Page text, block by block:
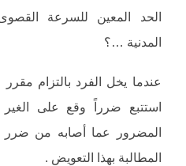
الحد المعين للسرعة
المدنية …؟
عندما يخل الفرد بالتزام
استتبع ضرراً وقع على
المضرور عما أصابه من
المطالبة بهذا التعويض .